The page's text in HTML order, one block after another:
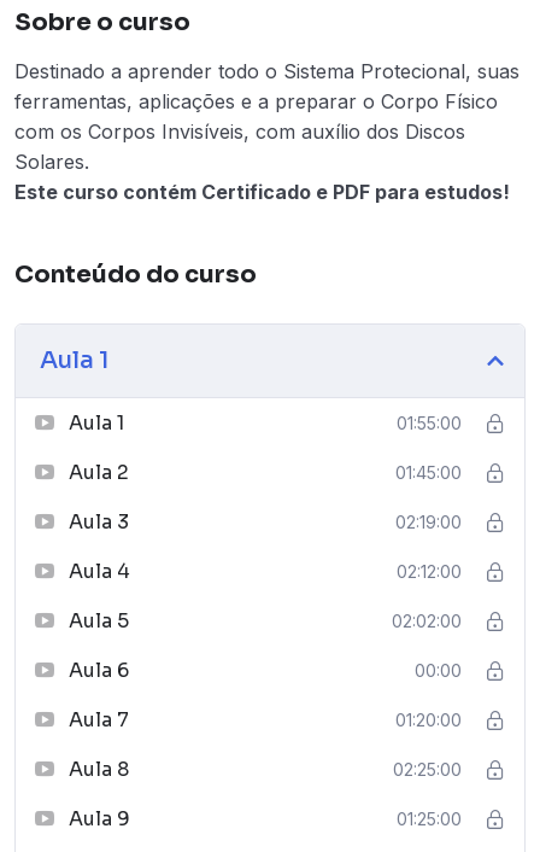
Sobre o curso
Destinado a aprender todo o Sistema Protecional, suas
ferramentas, aplicações e a preparar o Corpo Físico
com os Corpos Invisíveis, com auxílio dos Discos
Solares.
Este curso contém Certificado e PDF para estudos!
Conteúdo do curso
Aula 1
Aula 1 01:55:00
Aula 2 01:45:00
Aula 3 02:19:00
Aula 4 02:12:00
Aula 5 02:02:00
Aula 6 00:00
Aula 7 01:20:00
Aula 8 02:25:00
Aula 9 01:25:00